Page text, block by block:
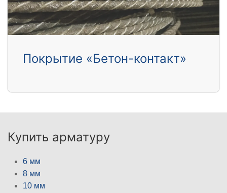
Покрытие «Бетон-контакт»
Купить арматуру
6 мм
8 мм
10 мм